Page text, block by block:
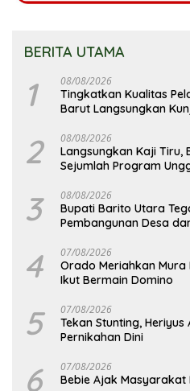
BERITA UTAMA
1 08/08/2026
Tingkatkan Kualitas
Barut Langsungkan
2 08/08/2026
Langsungkan Kaji Tiru,
Sejumlah Program
3 08/08/2026
Bupati Barito Utara
Pembangunan Desa
4 07/08/2026
Orado Meriahkan Mura
Ikut Bermain Domino
5 07/08/2026
Tekan Stunting,
Pernikahan Dini
6 07/08/2026
Bebie Ajak Masyarakat